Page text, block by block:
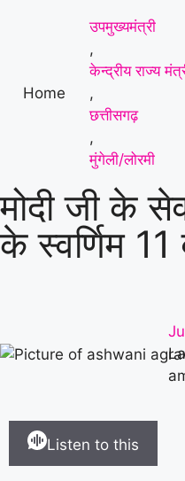
अस्वस्थ
Home
उपमुख्यमंत्री
,
केन्द्रीय राज्य
,
छत्तीसगढ़
,
मुंगेली/लोरमी
मोदी जी के
के स्वर्णिम 11
Listen to this